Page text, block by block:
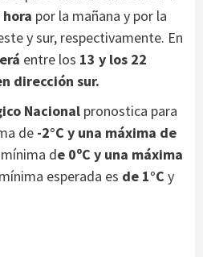
por la mañana y por la
y sur, respectivamente. En
entre los 13 y los 22
dirección sur.
Nacional pronostica para
de -2°C y una máxima de
de 0ºC y una máxima
esperada es de 1°C y